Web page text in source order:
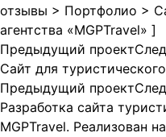
отзывы > Портфолио >
агентства «MGPTravel» ]
Предыдущий проект
Сайт для
Предыдущий проект
Разработка сайта
MGPTravel. Реализован